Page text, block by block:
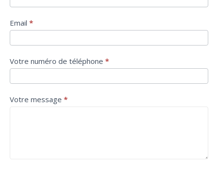
Email *
Votre numéro de téléphone *
Votre message *